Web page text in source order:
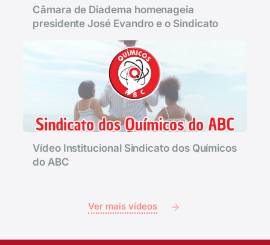
Câmara de Diadema homenageia
presidente José Evandro e o Sindicato
Vídeo Institucional Sindicato dos Químicos
do ABC
Ver mais vídeos